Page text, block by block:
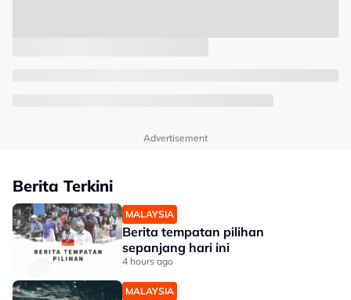
Advertisement
Berita Terkini
MALAYSIA
Berita tempatan pilihan
sepanjang hari ini
4 hours ago
MALAYSIA